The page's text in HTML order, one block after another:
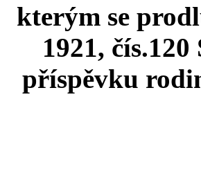
kterým se
1921,
příspěvku